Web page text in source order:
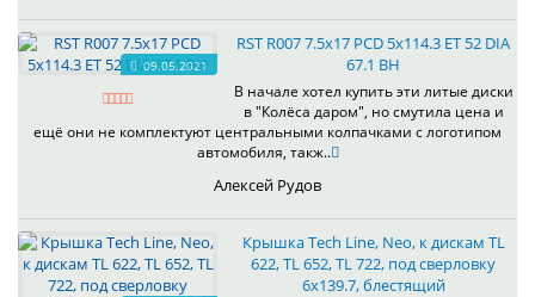
09.05.2021
RST R007 7.5x17 PCD 5x114.3 ET 52 DIA
67.1 BH
В начале хотел купить эти литые диски
в "Колёса даром", но смутила цена и
ещё они не комплектуют центральными колпачками с логотипом
автомобиля, такж..
Алексей Рудов
Крышка Tech Line, Neo, к дискам TL
622, TL 652, TL 722, под сверловку
6х139.7, блестящий